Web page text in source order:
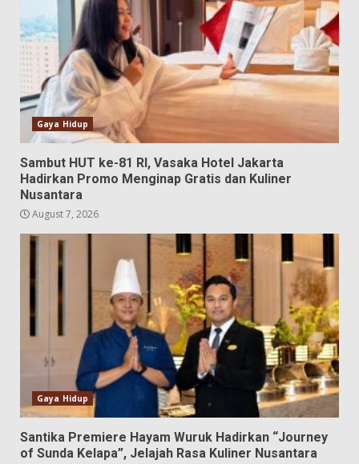
Gaya Hidup
Sambut HUT ke-81 RI, Vasaka Hotel Jakarta
Hadirkan Promo Menginap Gratis dan Kuliner
Nusantara
August 7, 2026
Gaya Hidup
Santika Premiere Hayam Wuruk Hadirkan “Journey
of Sunda Kelapa”, Jelajah Rasa Kuliner Nusantara